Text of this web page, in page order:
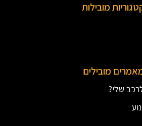
מובילות
מובילים
שלי?